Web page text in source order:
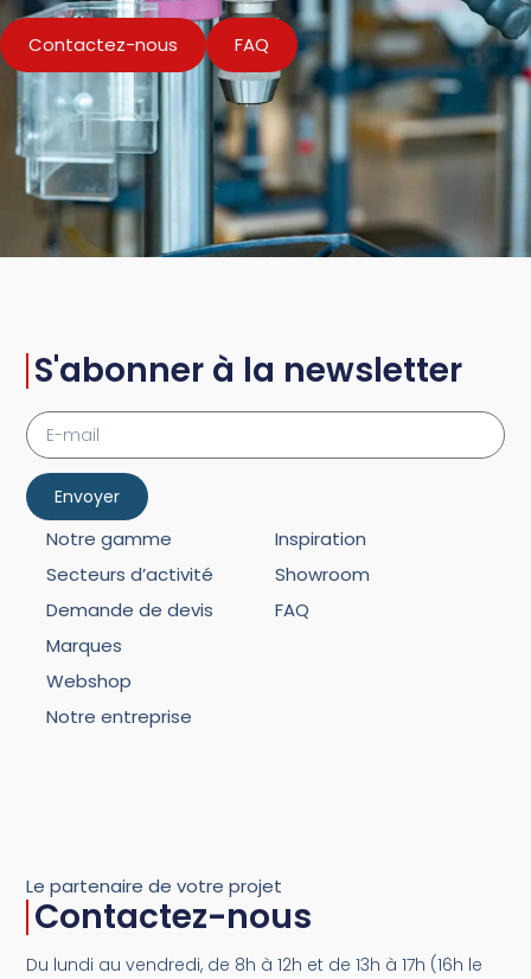
Contactez-nous FAQ
Le partenaire de votre projet
Contactez-nous
Du lundi au vendredi, de 8h à 12h et de 13h à 17h (16h le
S'abonner à la newsletter
Envoyer
Inspiration
Showroom
FAQ
Notre gamme
Secteurs d’activité
Demande de devis
Marques
Webshop
Notre entreprise